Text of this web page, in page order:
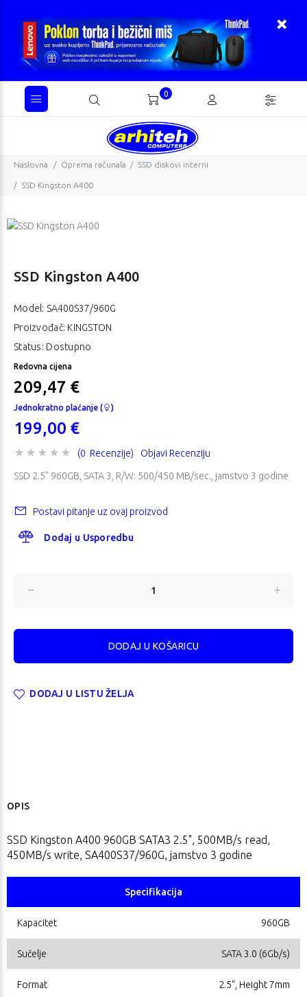
0
Naslovna Oprema računala SSD diskovi interni
SSD Kingston A400
SSD Kingston A400
Model: SA400S37/960G
Proizvođač: KINGSTON
Status: Dostupno
Redovna cijena
209,47 €
Jednokratno plaćanje ( )
199,00 €
(0 Recenzije) Objavi Recenziju
SSD 2.5" 960GB, SATA 3, R/W: 500/450 MB/sec., jamstvo 3 godine
Postavi pitanje uz ovaj proizvod
Dodaj u Usporedbu
DODAJ U LISTU ŽELJA
OPIS
SSD Kingston A400 960GB SATA3 2.5", 500MB/s read,
450MB/s write, SA400S37/960G, jamstvo 3 godine
Specifikacija
Kapacitet 960GB
Sučelje SATA 3.0 (6Gb/s)
Format 2.5", Height 7mm